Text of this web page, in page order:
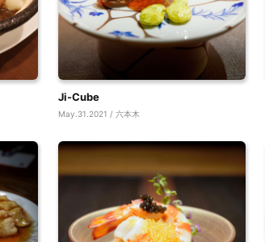
Ji-Cube
May.31.2021 / 六本木